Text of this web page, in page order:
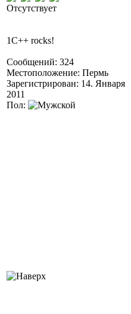
Отсутствует
1C++ rocks!
Сообщений: 324
Местоположение: Пермь
Зарегистрирован: 14. Января
2011
Пол: